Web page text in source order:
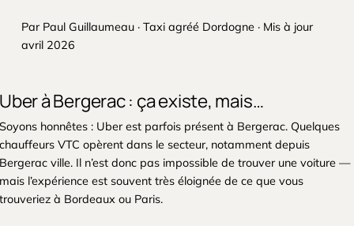
Par Paul Guillaumeau · Taxi agréé Dordogne · Mis à jour
avril 2026
à Bergerac : ça existe, mais…
honnêtes : Uber est parfois présent à Bergerac. Quelques
VTC opèrent dans le secteur, notamment depuis
ville. Il n’est donc pas impossible de trouver une voiture —
l’expérience est souvent très éloignée de ce que vous
à Bordeaux ou Paris.